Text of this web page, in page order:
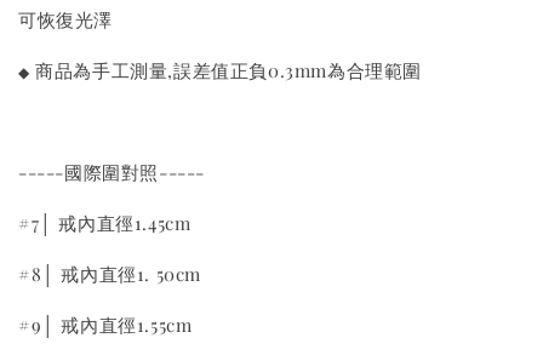
可恢復光澤
◆ 商品為手工測量,誤差值正負0.3mm為合理範圍
-----國際圍對照-----
#7│ 戒內直徑1.45cm
#8│ 戒內直徑1. 50cm
#9│ 戒內直徑1.55cm